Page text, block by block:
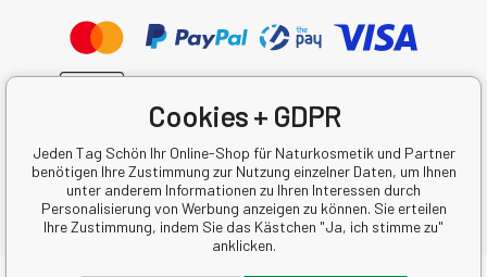
Cookies + GDPR
Jeden Tag Schön Ihr Online-Shop für Naturkosmetik und Partner
benötigen Ihre Zustimmung zur Nutzung einzelner Daten, um Ihnen
unter anderem Informationen zu Ihren Interessen durch
Personalisierung von Werbung anzeigen zu können. Sie erteilen
Ihre Zustimmung, indem Sie das Kästchen "Ja, ich stimme zu"
anklicken.